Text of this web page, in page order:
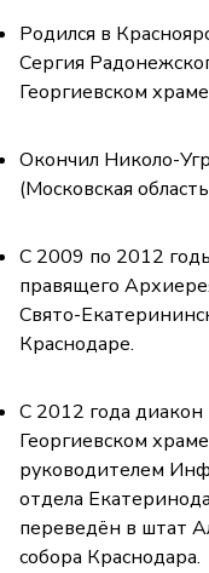
Родился в
Сергия
Георгиевском
Окончил Николо-
(Московская
С 2009 по 2012
правящего
Свято-
Краснодаре.
С 2012 года
Георгиевском
руководителем
отдела
переведён в штат
собора Краснодара.